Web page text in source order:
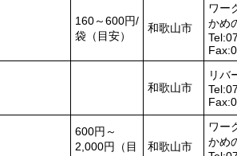
160～600円/
袋（目安）
和歌山市
ワー
かめ
和歌山市
リバ
600円～
2,000円（目
和歌山市
ワー
かめ